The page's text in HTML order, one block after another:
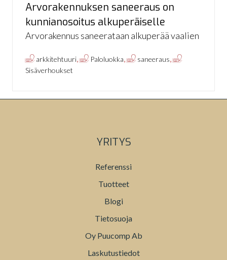
Arvorakennuksen saneeraus on
kunnianosoitus alkuperäiselle
Arvorakennus saneerataan alkuperää vaalien
arkkitehtuuri, Paloluokka, saneeraus,
Sisäverhoukset
YRITYS
Referenssi
Tuotteet
Blogi
Tietosuoja
Oy Puucomp Ab
Laskutustiedot